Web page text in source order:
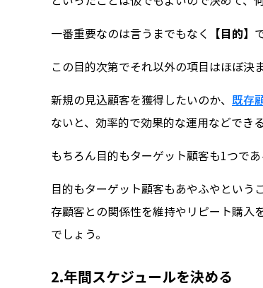
一番重要なのは言うまでもなく 【目的】
この目的次第でそれ以外の項目はほぼ決
新規の見込顧客を獲得したいのか、 既存
ないと、効率的で効果的な運用などでき
もちろん目的もターゲット顧客も1つで
目的もターゲット顧客もあやふやとい
存顧客との関係性を維持やリピート購入
でしょう。
2.年間スケジュールを決める